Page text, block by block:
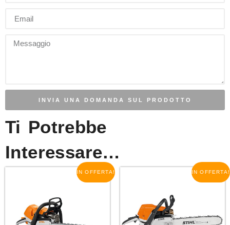
INVIA UNA DOMANDA SUL PRODOTTO
Ti Potrebbe
Interessare…
IN OFFERTA! IN OFFERTA!